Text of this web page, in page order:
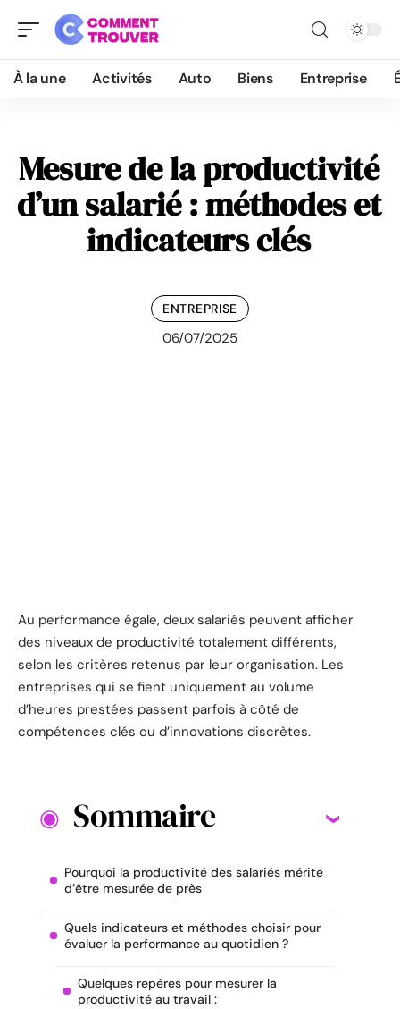
À la une Activités Auto Biens Entreprise
Mesure de la productivité
d’un salarié : méthodes et
indicateurs clés
ENTREPRISE
06/07/2025
Au performance égale, deux salariés peuvent afficher
des niveaux de productivité totalement différents,
selon les critères retenus par leur organisation. Les
entreprises qui se fient uniquement au volume
d’heures prestées passent parfois à côté de
compétences clés ou d’innovations discrètes.
Sommaire
Pourquoi la productivité des salariés mérite
d’être mesurée de près
Quels indicateurs et méthodes choisir pour
évaluer la performance au quotidien ?
Quelques repères pour mesurer la
productivité au travail :